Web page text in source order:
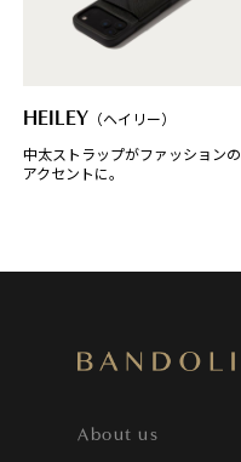
HEILEY（ヘイリー）
中太ストラップがファッションの
アクセントに。
About us